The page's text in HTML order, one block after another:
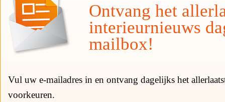
Ontvang het
interieurnieuws
mailbox!
Vul uw e-mailadres in en ontvang dagelijks het
voorkeuren.